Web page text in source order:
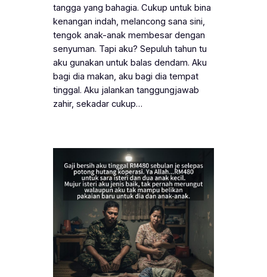
tangga yang bahagia. Cukup untuk bina
kenangan indah, melancong sana sini,
tengok anak-anak membesar dengan
senyuman. Tapi aku? Sepuluh tahun tu
aku gunakan untuk balas dendam. Aku
bagi dia makan, aku bagi dia tempat
tinggal. Aku jalankan tanggungjawab
zahir, sekadar cukup…